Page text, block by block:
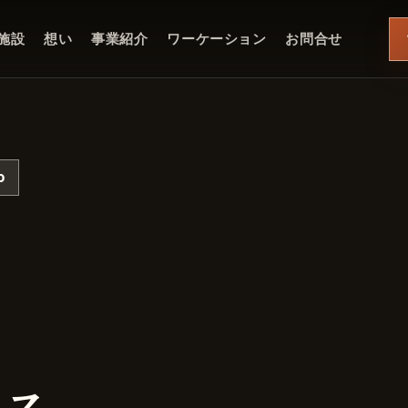
設 想い 事業紹介 ワーケーション お問合せ